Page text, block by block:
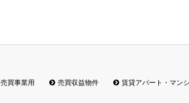
売買事業用 売買収益物件
賃貸アパート・マン